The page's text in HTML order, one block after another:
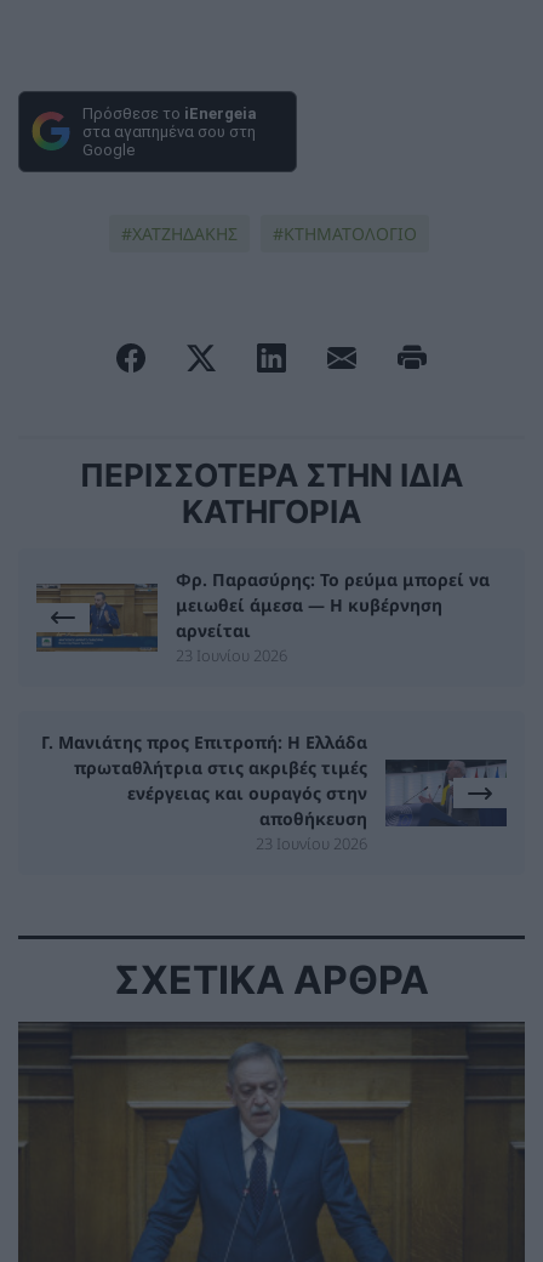
Πρόσθεσε το iEnergeia
στα αγαπημένα σου στη
Google
ΧΑΤΖΗΔΑΚΗΣ ΚΤΗΜΑΤΟΛΟΓΙΟ
ΠΕΡΙΣΣΟΤΕΡΑ ΣΤΗΝ ΙΔΙΑ
ΚΑΤΗΓΟΡΙΑ
Φρ. Παρασύρης: Το ρεύμα μπορεί να
μειωθεί άμεσα — Η κυβέρνηση
αρνείται
23 Ιουνίου 2026
Γ. Μανιάτης προς Επιτροπή: Η Ελλάδα
πρωταθλήτρια στις ακριβές τιμές
ενέργειας και ουραγός στην
αποθήκευση
23 Ιουνίου 2026
ΣΧΕΤΙΚΑ ΑΡΘΡΑ